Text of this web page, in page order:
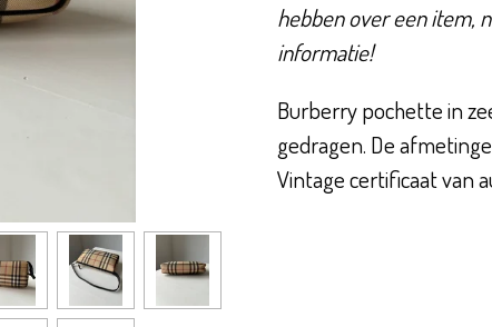
hebben over een item,
informatie!
Burberry pochette in
gedragen. De
Vintage certificaat van